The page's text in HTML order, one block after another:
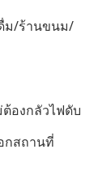
ม/ร้านขนม/
องกลัวไฟดับ
กสถานที่